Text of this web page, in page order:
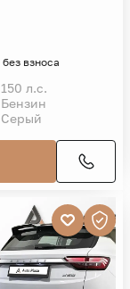
взноса
150 л.с.
Бензин
Серый